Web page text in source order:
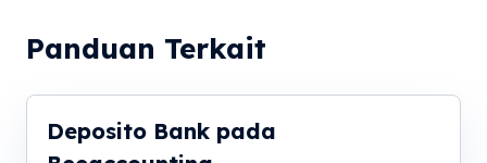
Panduan Terkait
Deposito Bank pada